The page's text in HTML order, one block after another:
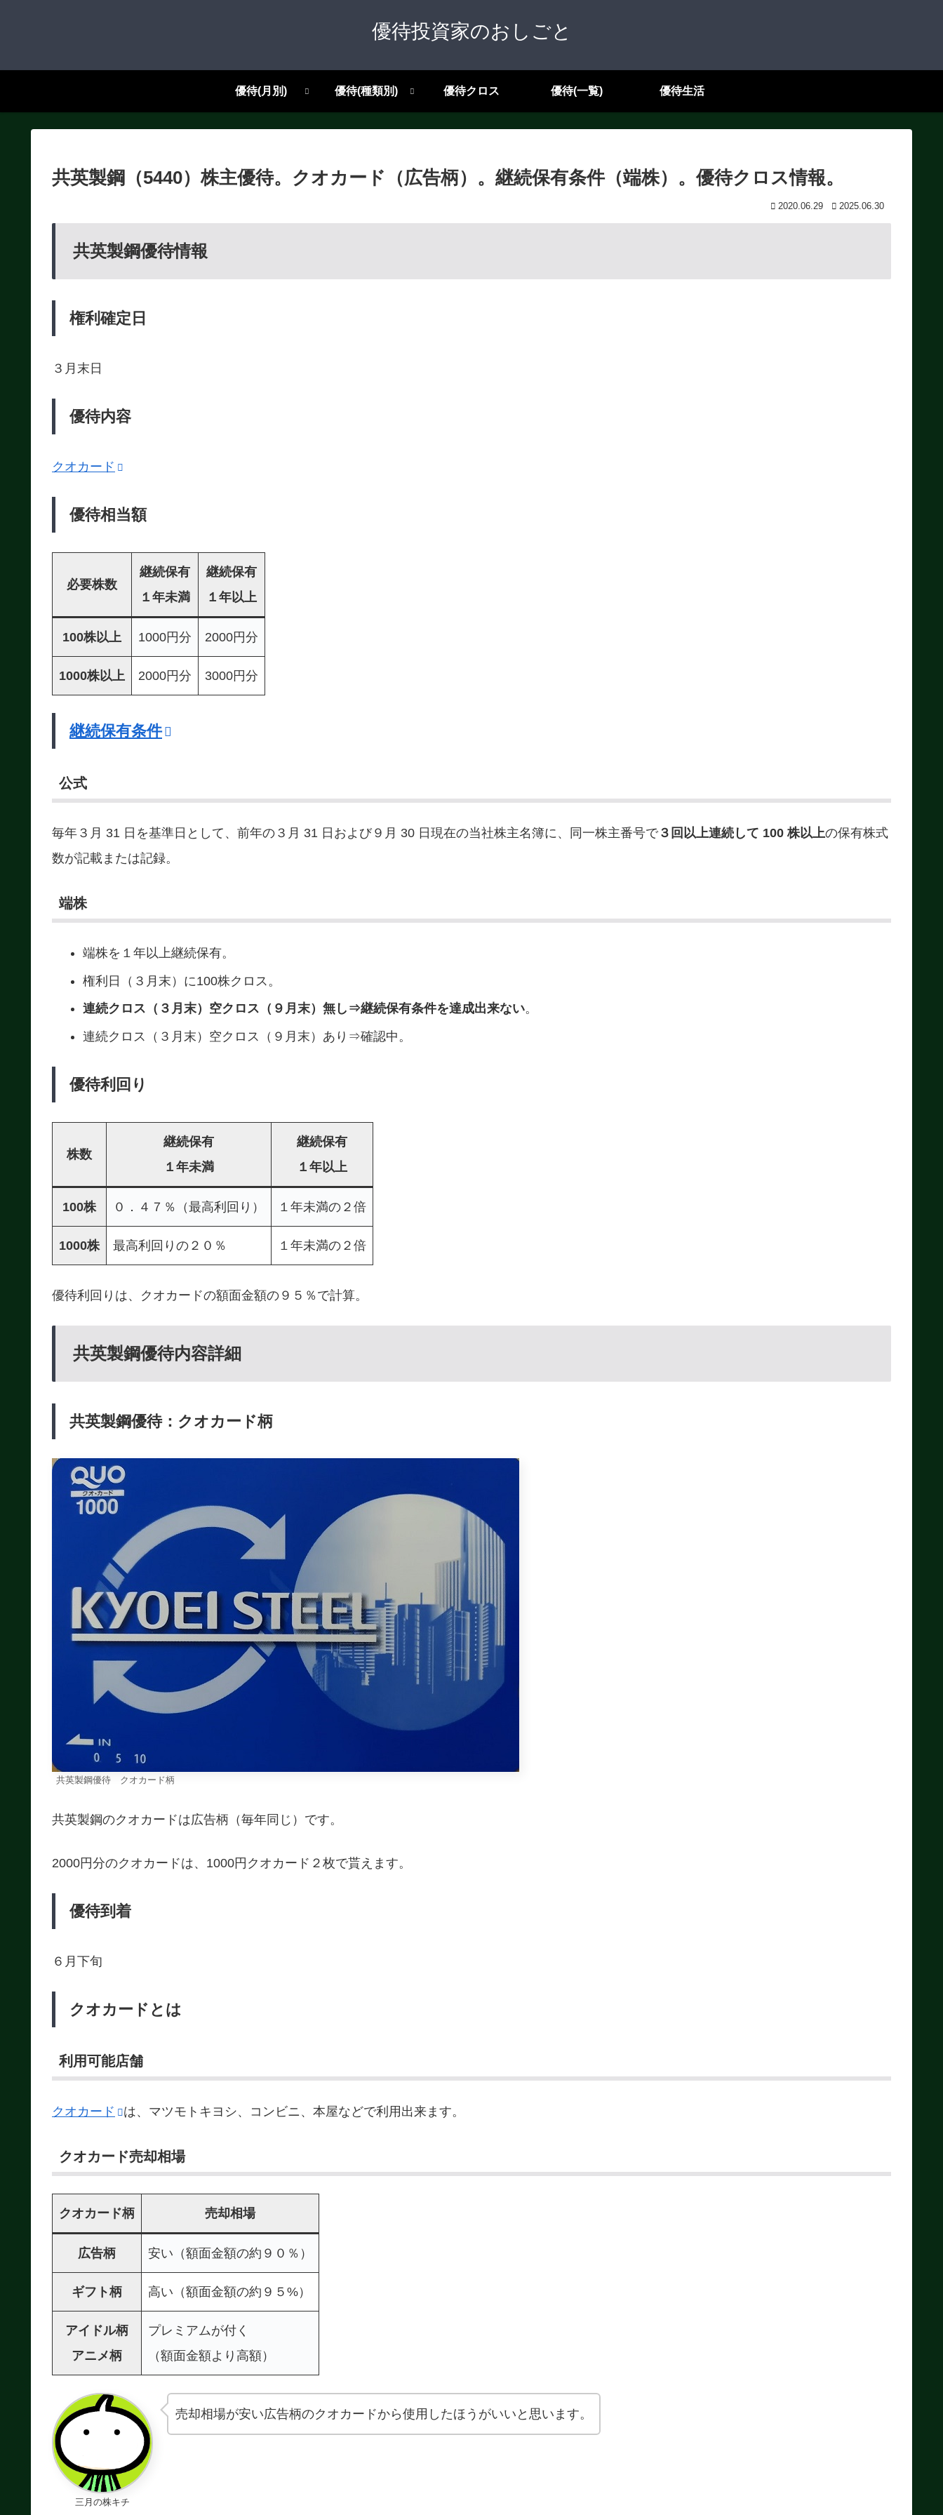
優待投資家のおしごと
優待(月別) 優待(種類別) 優待クロス 優待(一覧) 優待生活
共英製鋼（5440）株主優待。クオカード（広告柄）。継続保有条件（端株）。優待クロス情報。
2020.06.29 2025.06.30
共英製鋼優待情報
権利確定日
３月末日
優待内容
クオカード
優待相当額
必要株数
継続保有
１年未満
継続保有
１年以上
100株以上 1000円分 2000円分
1000株以上 2000円分 3000円分
継続保有条件
公式
毎年３月 31 日を基準日として、前年の３月 31 日および９月 30 日現在の当社株主名簿に、同一株主番号で３回以上連続して 100 株以上の保有株式
数が記載または記録。
端株
端株を１年以上継続保有。
権利日（３月末）に100株クロス。
連続クロス（３月末）空クロス（９月末）無し⇒継続保有条件を達成出来ない。
連続クロス（３月末）空クロス（９月末）あり⇒確認中。
優待利回り
株数
継続保有
１年未満
継続保有
１年以上
100株 ０．４７％（最高利回り） １年未満の２倍
1000株 最高利回りの２０％ １年未満の２倍
優待利回りは、クオカードの額面金額の９５％で計算。
共英製鋼優待内容詳細
共英製鋼優待：クオカード柄
共英製鋼優待 クオカード柄
共英製鋼のクオカードは広告柄（毎年同じ）です。
2000円分のクオカードは、1000円クオカード２枚で貰えます。
優待到着
６月下旬
クオカードとは
利用可能店舗
クオカード は、マツモトキヨシ、コンビニ、本屋などで利用出来ます。
クオカード売却相場
クオカード柄 売却相場
広告柄 安い（額面金額の約９０％）
ギフト柄 高い（額面金額の約９５%）
アイドル柄
アニメ柄
プレミアムが付く
（額面金額より高額）
三月の株キチ
売却相場が安い広告柄のクオカードから使用したほうがいいと思います。